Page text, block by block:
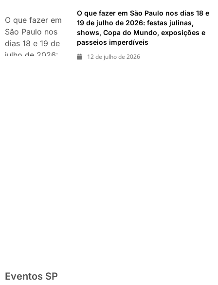
exposições e
passeios
imperdíveis
O que fazer em
São Paulo nos
dias 18 e 19 de
julho de 2026:
O que fazer em São Paulo nos dias 18 e
19 de julho de 2026: festas julinas,
shows, Copa do Mundo, exposições e
passeios imperdíveis
12 de julho de 2026
Eventos SP